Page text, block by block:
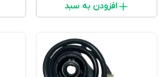
افزودن به سبد